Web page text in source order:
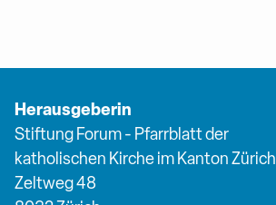
Herausgeberin
Stiftung Forum - Pfarrblatt der
katholischen Kirche im Kanton Zürich
Zeltweg 48